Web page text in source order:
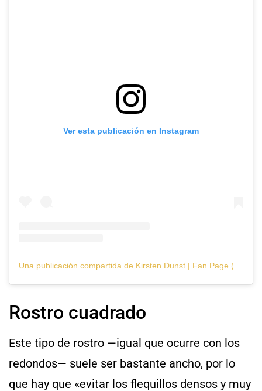
Ver esta publicación en Instagram
Rostro cuadrado
Este tipo de rostro —igual que ocurre con los
redondos— suele ser bastante ancho, por lo
que hay que «evitar los flequillos densos y muy